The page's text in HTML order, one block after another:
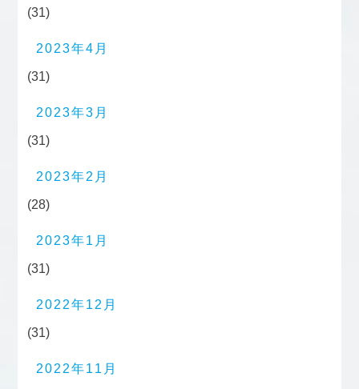
(31)
2023年4月
(31)
2023年3月
(31)
2023年2月
(28)
2023年1月
(31)
2022年12月
(31)
2022年11月